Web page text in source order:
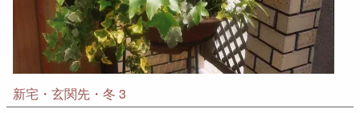
新宅・玄関先・冬 3